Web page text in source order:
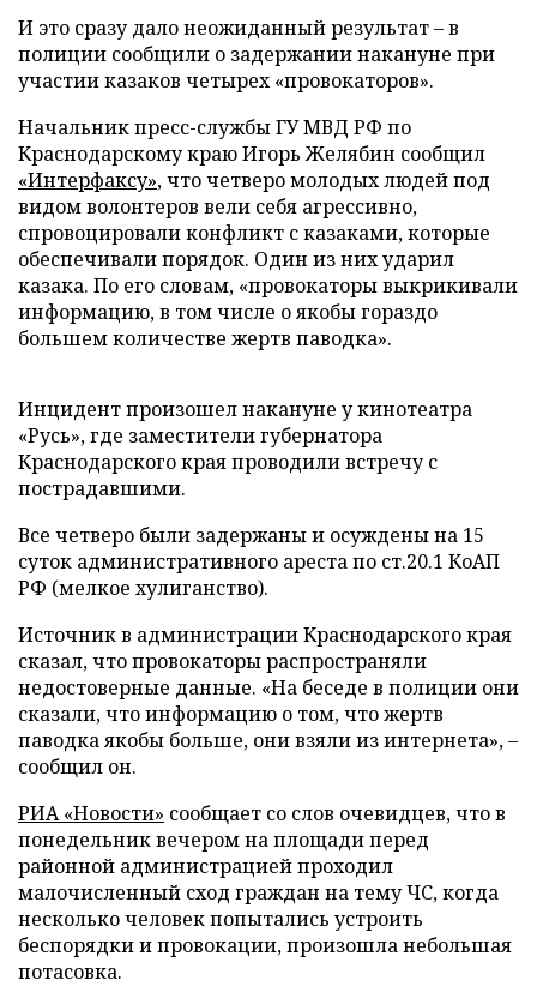
И это сразу дало неожиданный результат – в
полиции сообщили о задержании накануне при
участии казаков четырех «провокаторов».
Начальник пресс-службы ГУ МВД РФ по
Краснодарскому краю Игорь Желябин сообщил
«Интерфаксу», что четверо молодых людей под
видом волонтеров вели себя агрессивно,
спровоцировали конфликт с казаками, которые
обеспечивали порядок. Один из них ударил
казака. По его словам, «провокаторы выкрикивали
информацию, в том числе о якобы гораздо
большем количестве жертв паводка».
Инцидент произошел накануне у кинотеатра
«Русь», где заместители губернатора
Краснодарского края проводили встречу с
пострадавшими.
Все четверо были задержаны и осуждены на 15
суток административного ареста по ст.20.1 КоАП
РФ (мелкое хулиганство).
Источник в администрации Краснодарского края
сказал, что провокаторы распространяли
недостоверные данные. «На беседе в полиции они
сказали, что информацию о том, что жертв
паводка якобы больше, они взяли из интернета», –
сообщил он.
РИА «Новости» сообщает со слов очевидцев, что в
понедельник вечером на площади перед
районной администрацией проходил
малочисленный сход граждан на тему ЧС, когда
несколько человек попытались устроить
беспорядки и провокации, произошла небольшая
потасовка.